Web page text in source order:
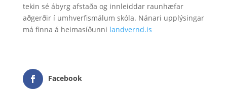
tekin sé ábyrg afstaða og innleiddar raunhæfar
aðgerðir í umhverfismálum skóla. Nánari upplýsingar
má finna á heimasíðunni landvernd.is
Facebook